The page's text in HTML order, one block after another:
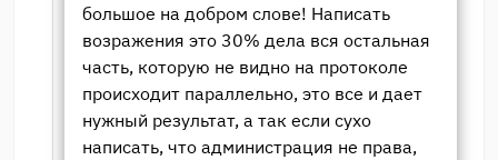
большое на добром слове! Написать
возражения это 30% дела вся остальная
часть, которую не видно на протоколе
происходит параллельно, это все и дает
нужный результат, а так если сухо
написать, что администрация не права,